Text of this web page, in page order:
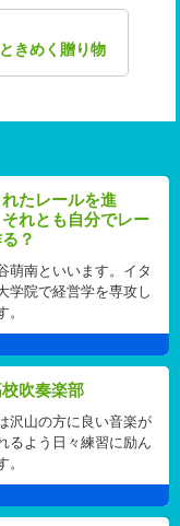
きめく贈り物
たレールを進
れとも自分でレー
？
萌南といいます。イタ
学院で経営学を専攻し
。
吹奏楽部
沢山の方に良い音楽が
るよう日々練習に励ん
。